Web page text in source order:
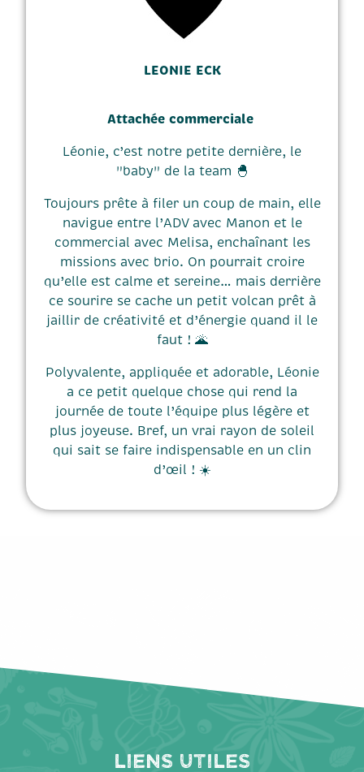
LEONIE ECK
Attachée commerciale
Léonie, c’est notre petite dernière, le
"baby" de la team 🐣
Toujours prête à filer un coup de main, elle
navigue entre l’ADV avec Manon et le
commercial avec Melisa, enchaînant les
missions avec brio. On pourrait croire
qu’elle est calme et sereine… mais derrière
ce sourire se cache un petit volcan prêt à
jaillir de créativité et d’énergie quand il le
faut ! 🌋
Polyvalente, appliquée et adorable, Léonie
a ce petit quelque chose qui rend la
journée de toute l’équipe plus légère et
plus joyeuse. Bref, un vrai rayon de soleil
qui sait se faire indispensable en un clin
d’œil ! ☀️
Liens utiles